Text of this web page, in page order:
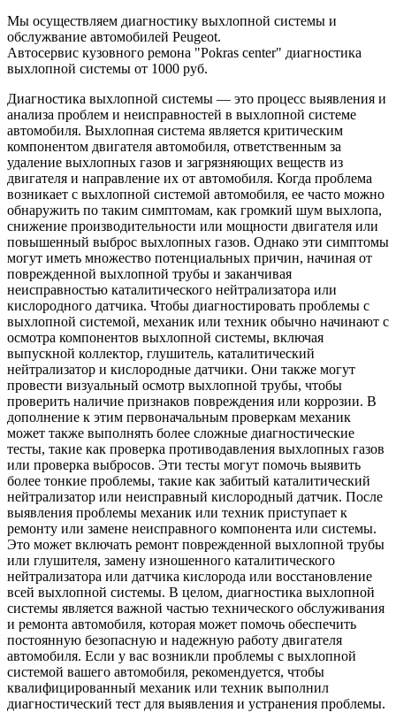
Мы осуществляем диагностику выхлопной системы и
обслужвание автомобилей Peugeot.
Автосервис кузовного ремона "Pokras center" диагностика
выхлопной системы от 1000 руб.
Диагностика выхлопной системы — это процесс выявления и
анализа проблем и неисправностей в выхлопной системе
автомобиля. Выхлопная система является критическим
компонентом двигателя автомобиля, ответственным за
удаление выхлопных газов и загрязняющих веществ из
двигателя и направление их от автомобиля. Когда проблема
возникает с выхлопной системой автомобиля, ее часто можно
обнаружить по таким симптомам, как громкий шум выхлопа,
снижение производительности или мощности двигателя или
повышенный выброс выхлопных газов. Однако эти симптомы
могут иметь множество потенциальных причин, начиная от
поврежденной выхлопной трубы и заканчивая
неисправностью каталитического нейтрализатора или
кислородного датчика. Чтобы диагностировать проблемы с
выхлопной системой, механик или техник обычно начинают с
осмотра компонентов выхлопной системы, включая
выпускной коллектор, глушитель, каталитический
нейтрализатор и кислородные датчики. Они также могут
провести визуальный осмотр выхлопной трубы, чтобы
проверить наличие признаков повреждения или коррозии. В
дополнение к этим первоначальным проверкам механик
может также выполнять более сложные диагностические
тесты, такие как проверка противодавления выхлопных газов
или проверка выбросов. Эти тесты могут помочь выявить
более тонкие проблемы, такие как забитый каталитический
нейтрализатор или неисправный кислородный датчик. После
выявления проблемы механик или техник приступает к
ремонту или замене неисправного компонента или системы.
Это может включать ремонт поврежденной выхлопной трубы
или глушителя, замену изношенного каталитического
нейтрализатора или датчика кислорода или восстановление
всей выхлопной системы. В целом, диагностика выхлопной
системы является важной частью технического обслуживания
и ремонта автомобиля, которая может помочь обеспечить
постоянную безопасную и надежную работу двигателя
автомобиля. Если у вас возникли проблемы с выхлопной
системой вашего автомобиля, рекомендуется, чтобы
квалифицированный механик или техник выполнил
диагностический тест для выявления и устранения проблемы.